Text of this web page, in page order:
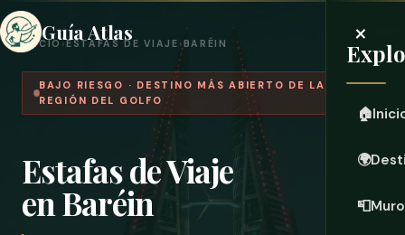
Guía Atlas ×
🏠
🌍
📮
INICIO›ESTAFAS DE VIAJE ›BARÉIN
BAJO RIESGO · DESTINO MÁS ABIERTO DE LA
REGIÓN DEL GOLFO
Estafas de Viaje
en Baréin